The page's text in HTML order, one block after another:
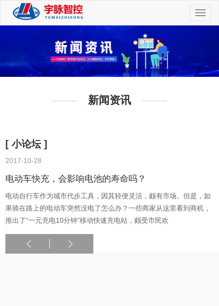
切
换
新闻资讯
[ 小论坛 ]
2017-10-28
电动车快充，会影响电池的寿命吗？
电动自行车作为城市代步工具，因其轻便灵活，颇有市场。但是，如
果骑在路上的电动车突然没电了怎么办？一些商家从这里看到商机，
推出了“一元充电10分钟”移动快速充电站，颇受市民欢